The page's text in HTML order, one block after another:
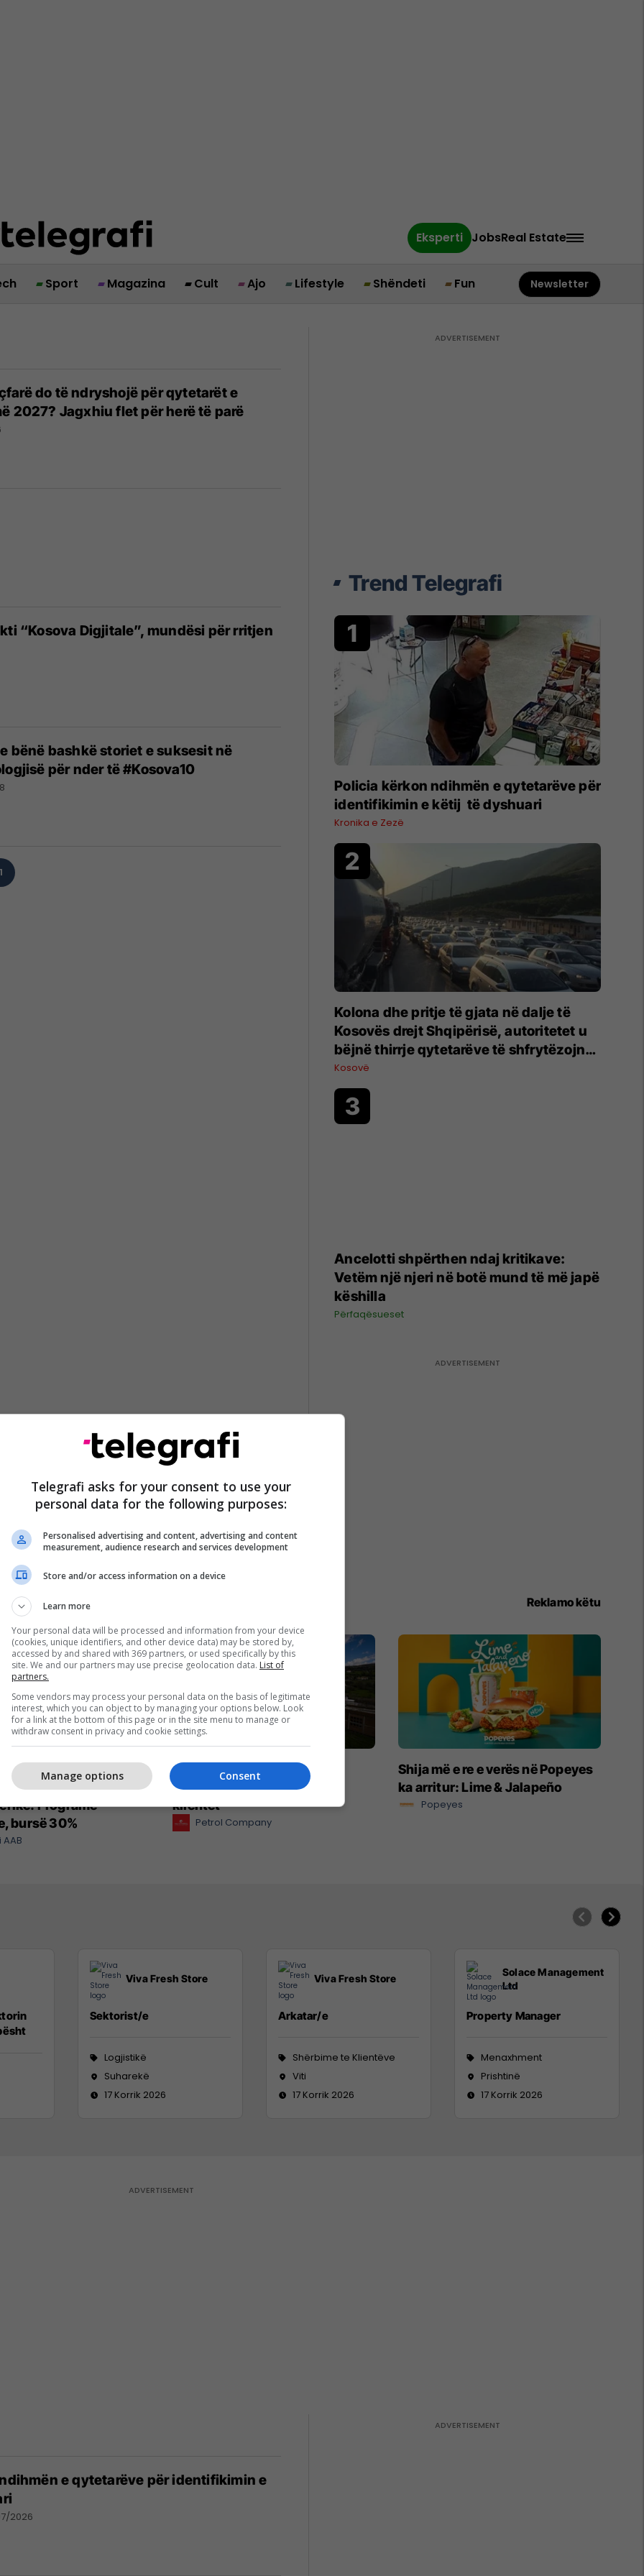
Eksperti JobsReal Estate
Sport Magazina Cult Ajo Lifestyle Shëndeti Fun Newsletter
do të ndryshojë për qytetarët e
2027? Jagxhiu flet për herë të parë
“Kosova Digjitale”, mundësi për rritjen
bënë bashkë storiet e suksesit në
për nder të #Kosova10
1
Trend Telegrafi
Policia kërkon ndihmën e qytetarëve për
identifikimin e këtij të dyshuari
Kronika e Zezë
Kolona dhe pritje të gjata në dalje të
Kosovës drejt Shqipërisë, autoritetet u
bëjnë thirrje qytetarëve të shfrytëzojnë
pika të tjera kufitare
Kosovë
Ancelotti shpërthen ndaj kritikave:
Vetëm një njeri në botë mund të më japë
këshilla
Përfaqësueset
Reklamo këtu
në
e Shkencave
Programe
bursë 30%
Petrol Company vazhdon të
ofrojë cilësi dhe kursim për
klientët
Petrol Company
Shija më e re e verës në Popeyes
ka arritur: Lime & Jalapeño
Popeyes
Viva Fresh Store
Sektorist/e
Logjistikë
Suharekë
17 Korrik 2026
Viva Fresh Store
Arkatar/e
Shërbime te Klientëve
Viti
17 Korrik 2026
Solace Management
Ltd
Property Manager
Menaxhment
Prishtinë
17 Korrik 2026
e qytetarëve për identifikimin e
2026
Telegrafi asks for your consent to use your
personal data for the following purposes:
Personalised advertising and content, advertising and content
measurement, audience research and services development
Store and/or access information on a device
Learn more
Your personal data will be processed and information from your device
(cookies, unique identifiers, and other device data) may be stored by,
accessed by and shared with 369 partners, or used specifically by this
site. We and our partners may use precise geolocation data. List of
partners.
Some vendors may process your personal data on the basis of legitimate
interest, which you can object to by managing your options below. Look
for a link at the bottom of this page or in the site menu to manage or
withdraw consent in privacy and cookie settings.
Consent
Manage options